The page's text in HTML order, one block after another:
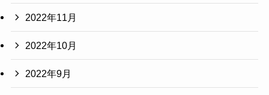
2022年11月
2022年10月
2022年9月